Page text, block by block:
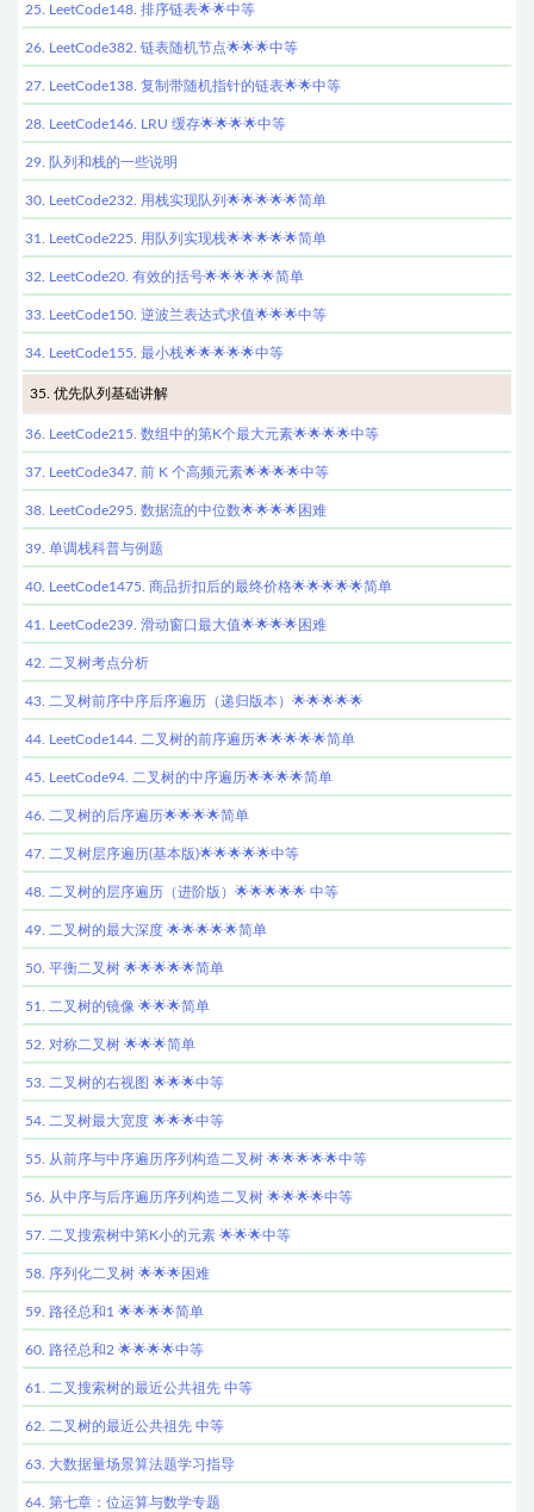
25. LeetCode148. 排序链表🌟🌟中等
26. LeetCode382. 链表随机节点🌟🌟🌟中等
27. LeetCode138. 复制带随机指针的链表🌟🌟中等
28. LeetCode146. LRU 缓存🌟🌟🌟🌟中等
29. 队列和栈的一些说明
30. LeetCode232. 用栈实现队列🌟🌟🌟🌟🌟简单
31. LeetCode225. 用队列实现栈🌟🌟🌟🌟🌟简单
32. LeetCode20. 有效的括号🌟🌟🌟🌟🌟简单
33. LeetCode150. 逆波兰表达式求值🌟🌟🌟中等
34. LeetCode155. 最小栈🌟🌟🌟🌟🌟中等
35. 优先队列基础讲解
36. LeetCode215. 数组中的第K个最大元素🌟🌟🌟🌟中等
37. LeetCode347. 前 K 个高频元素🌟🌟🌟🌟中等
38. LeetCode295. 数据流的中位数🌟🌟🌟🌟困难
39. 单调栈科普与例题
40. LeetCode1475. 商品折扣后的最终价格🌟🌟🌟🌟🌟简单
41. LeetCode239. 滑动窗口最大值🌟🌟🌟🌟困难
42. 二叉树考点分析
43. 二叉树前序中序后序遍历（递归版本）🌟🌟🌟🌟🌟
44. LeetCode144. 二叉树的前序遍历🌟🌟🌟🌟🌟简单
45. LeetCode94. 二叉树的中序遍历🌟🌟🌟🌟简单
46. 二叉树的后序遍历🌟🌟🌟🌟简单
47. 二叉树层序遍历(基本版)🌟🌟🌟🌟🌟中等
48. 二叉树的层序遍历（进阶版）🌟🌟🌟🌟🌟 中等
49. 二叉树的最大深度 🌟🌟🌟🌟🌟简单
50. 平衡二叉树 🌟🌟🌟🌟🌟简单
51. 二叉树的镜像 🌟🌟🌟简单
52. 对称二叉树 🌟🌟🌟简单
53. 二叉树的右视图 🌟🌟🌟中等
54. 二叉树最大宽度 🌟🌟🌟中等
55. 从前序与中序遍历序列构造二叉树 🌟🌟🌟🌟🌟中等
56. 从中序与后序遍历序列构造二叉树 🌟🌟🌟🌟中等
57. 二叉搜索树中第K小的元素 🌟🌟🌟中等
58. 序列化二叉树 🌟🌟🌟困难
59. 路径总和1 🌟🌟🌟🌟简单
60. 路径总和2 🌟🌟🌟🌟中等
61. 二叉搜索树的最近公共祖先 中等
62. 二叉树的最近公共祖先 中等
63. 大数据量场景算法题学习指导
64. 第七章：位运算与数学专题